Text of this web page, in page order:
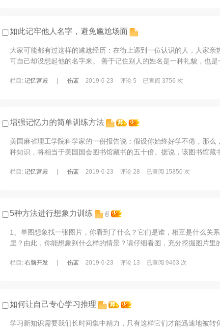
如此记牢他人名字，避免尴尬场面
大家可能都有过这样的尴尬经历：在街上遇到一位认识的人，人家亲
可自己却没想起他的名字来。 善于记住别人的姓名是一种礼貌，也
栏目: 记忆宫殿 伤蓝 2019-6-23 评论 5 已查阅 3756 次
增强记忆力的简单训练方法
美国麻省理工学院科学家的一份报告说：假设你始终好学不倦，那么
种知识，将相当于美国国会图书馆藏书的五十倍。据说，该图书馆藏
栏目: 记忆宫殿 伤蓝 2019-6-23 评论 28 已查阅 15850 次
5种方法进行想象力训练
1、单图想象找一张图片，你看到了什么？它们是谁，相互是什么关
里？由此，你能想象到什么样的情景？请仔细看图，充分挖掘图片里
栏目: 右脑开发 伤蓝 2019-6-23 评论 13 已查阅 9463 次
如何让自己专心学习推理
学习新知识需要我们长时间集中精力，只有这样它们才能迅速地被转